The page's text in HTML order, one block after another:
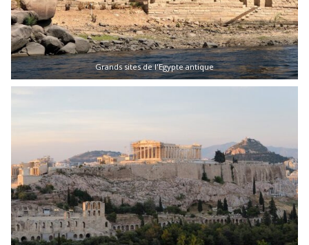
Grands sites de l'Egypte antique